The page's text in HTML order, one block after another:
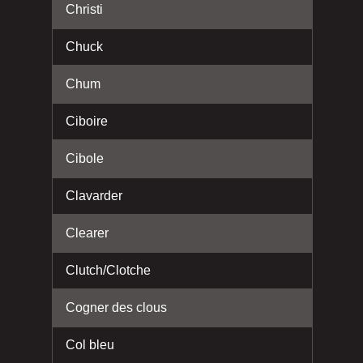
Christi
Chuck
Chum
Ciboire
Cibole
Clavarder
Clearer
Clutch/Clotche
Cogner des clous
Col bleu